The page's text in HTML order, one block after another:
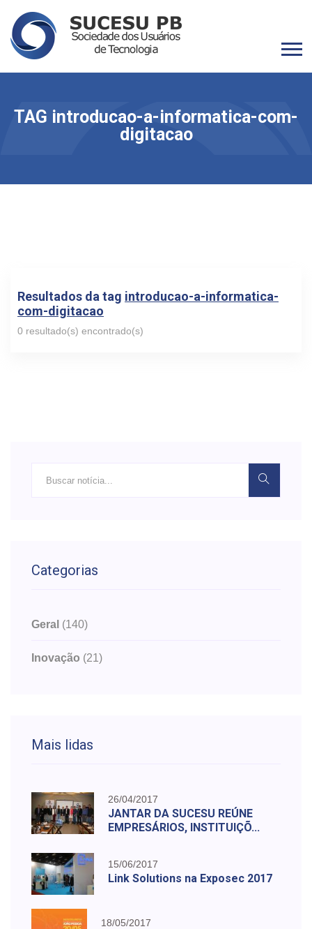
TAG introducao-a-informatica-com-
digitacao
Resultados da tag introducao-a-informatica-
com-digitacao
0 resultado(s) encontrado(s)
Categorias
Geral (140)
Inovação (21)
Mais lidas
26/04/2017
JANTAR DA SUCESU REÚNE
EMPRESÁRIOS, INSTITUIÇÕ...
15/06/2017
Link Solutions na Exposec 2017
18/05/2017